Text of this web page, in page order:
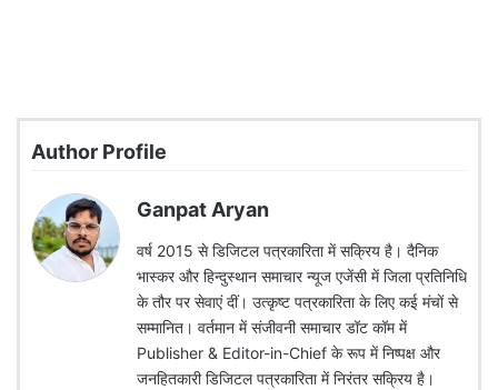
Author Profile
Ganpat Aryan
वर्ष 2015 से डिजिटल पत्रकारिता में सक्रिय है। दैनिक
भास्कर और हिन्दुस्थान समाचार न्यूज एजेंसी में जिला प्रतिनिधि
के तौर पर सेवाएं दीं। उत्कृष्ट पत्रकारिता के लिए कई मंचों से
सम्मानित। वर्तमान में संजीवनी समाचार डॉट कॉम में
Publisher & Editor-in-Chief के रूप में निष्पक्ष और
जनहितकारी डिजिटल पत्रकारिता में निरंतर सक्रिय है।